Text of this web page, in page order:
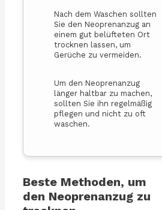
Nach dem Waschen sollten
Sie den Neoprenanzug an
einem gut belüfteten Ort
trocknen lassen, um
Gerüche zu vermeiden.
Um den Neoprenanzug
länger haltbar zu machen,
sollten Sie ihn regelmäßig
pflegen und nicht zu oft
waschen.
Beste Methoden, um
den Neoprenanzug zu